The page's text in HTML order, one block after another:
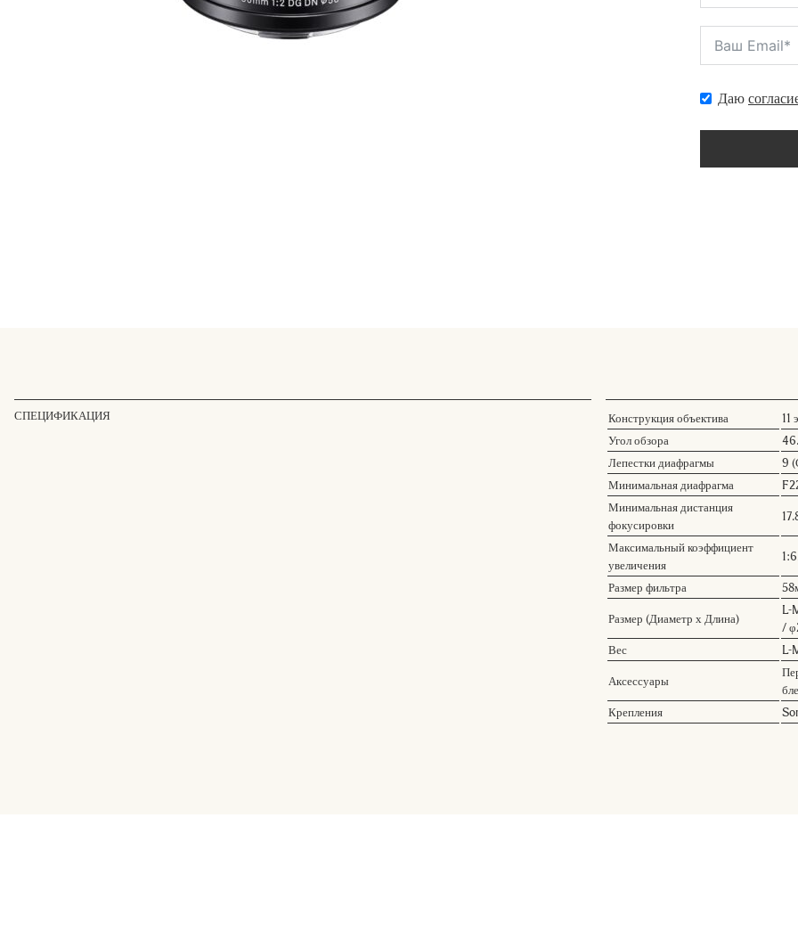
Даю
СПЕЦИФИКАЦИЯ Конструкция объектива
11
Угол обзора
Лепестки диафрагмы
9
Минимальная диафрагма
Минимальная дистанция
фокусировки
Максимальный коэффициент
увеличения
Размер фильтра
Размер (Диаметр х Длина)
L-
/
Вес
L-
Аксессуары
Крепления